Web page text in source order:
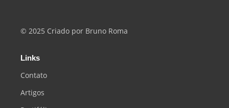
© 2025 Criado por Bruno Roma
Links
Contato
Artigos